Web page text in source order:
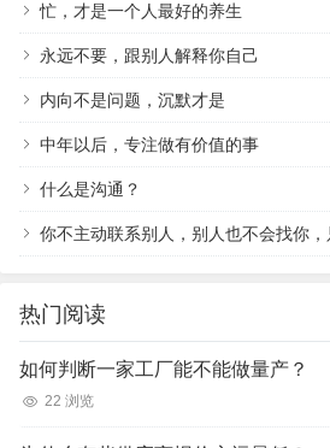
忙，才是一个人最好的养生
永远不要，跟别人解释你自己
内向不是问题，沉默才是
中年以后，专注做有价值的事
什么是沟通？
你不主动联系别人，别人也不会找你
热门阅读
如何判断一家工厂能不能做量产？
22 浏览